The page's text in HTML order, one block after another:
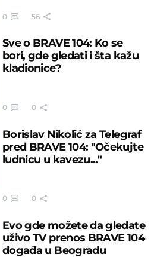
0 56
Sve o BRAVE 104: Ko se
bori, gde gledati i šta kažu
kladionice?
0 0
Borislav Nikolić za Telegraf
pred BRAVE 104: "Očekujte
ludnicu u kavezu..."
0 0
Evo gde možete da gledate
uživo TV prenos BRAVE 104
događa u Beogradu